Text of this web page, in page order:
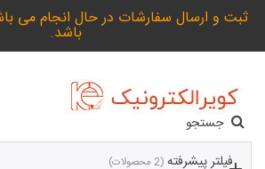
ثبت و ارسال سفارشات در حال انجام می
باشد.
جستجو
فیلتر پیشرفته (2 محصولات)